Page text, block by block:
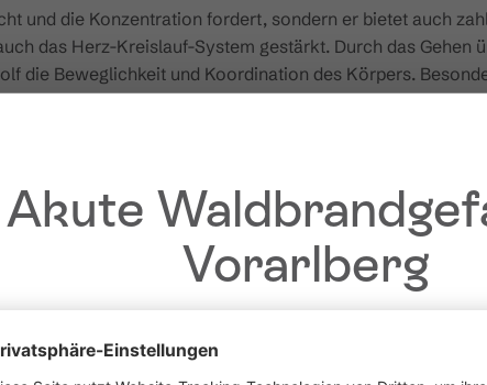
und die Konzentration fordert, sondern er bietet auch
das Herz-Kreislauf-System gestärkt. Durch das Gehen
die Beweglichkeit und Koordination des Körpers.
Untergrund gespielt wird. Dadurch eignet sich Golf
hat Golf einen positiven Einfluss auf das mentale
stressreduzierend und sorgen für Entspannung. All
macht, sondern auch positive Effekte auf die Gesundheit
Schnuppergolfen - Play Golf, have
warum Golfer:innen so begeistert über ihren
Akute
Vorarlberg